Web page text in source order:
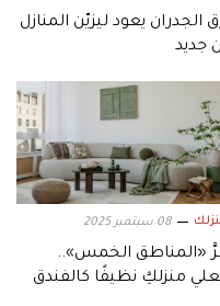
الجدران يعود ليزيّن المنازل
جديد
08 سبتمبر 2025
«المناطق الخمس»..
منزلكِ نظيفًا كالفندق